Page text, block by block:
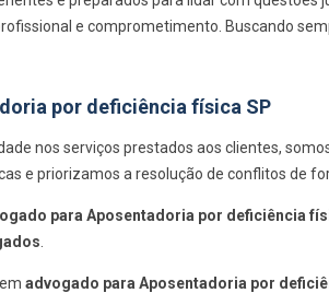
e comprometimento. Buscando
por deficiência física SP
nos serviços prestados aos clientes,
e priorizamos a resolução de conflitos de
para Aposentadoria por deficiência
advogado para Aposentadoria por